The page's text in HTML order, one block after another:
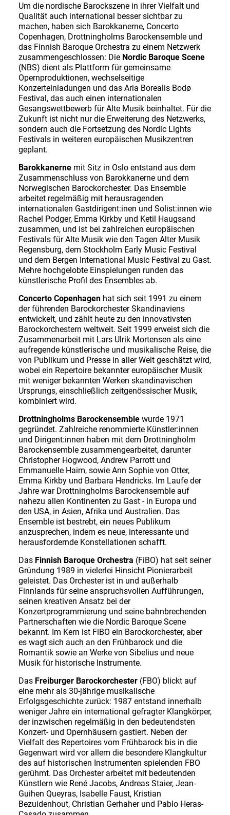
Um die nordische Barockszene in ihrer Vielfalt und
Qualität auch international besser sichtbar zu
machen, haben sich Barokkanerne, Concerto
Copenhagen, Drottningholms Barockensemble und
das Finnish Baroque Orchestra zu einem Netzwerk
zusammengeschlossen: Die Nordic Baroque Scene
(NBS) dient als Plattform für gemeinsame
Opernproduktionen, wechselseitige
Konzerteinladungen und das Aria Borealis Bodø
Festival, das auch einen internationalen
Gesangswettbewerb für Alte Musik beinhaltet. Für die
Zukunft ist nicht nur die Erweiterung des Netzwerks,
sondern auch die Fortsetzung des Nordic Lights
Festivals in weiteren europäischen Musikzentren
geplant.
Barokkanerne mit Sitz in Oslo entstand aus dem
Zusammenschluss von Barokkanerne und dem
Norwegischen Barockorchester. Das Ensemble
arbeitet regelmäßig mit herausragenden
internationalen Gastdirigent:inen und Solist:innen wie
Rachel Podger, Emma Kirkby und Ketil Haugsand
zusammen, und ist bei zahlreichen europäischen
Festivals für Alte Musik wie den Tagen Alter Musik
Regensburg, dem Stockholm Early Music Festival
und dem Bergen International Music Festival zu Gast.
Mehre hochgelobte Einspielungen runden das
künstlerische Profil des Ensembles ab.
Concerto Copenhagenhat sich seit 1991 zu einem
der führenden Barockorchester Skandinaviens
entwickelt, und zählt heute zu den innovativsten
Barockorchestern weltweit. Seit 1999 erweist sich die
Zusammenarbeit mit Lars Ulrik Mortensen als eine
aufregende künstlerische und musikalische Reise, die
von Publikum und Presse in aller Welt geschätzt wird,
wobei ein Repertoire bekannter europäischer Musik
mit weniger bekannten Werken skandinavischen
Ursprungs, einschließlich zeitgenössischer Musik,
kombiniert wird.
Drottningholms Barockensemblewurde 1971
gegründet. Zahlreiche renommierte Künstler:innen
und Dirigent:innen haben mit dem Drottningholm
Barockensemble zusammengearbeitet, darunter
Christopher Hogwood, Andrew Parrott und
Emmanuelle Haim, sowie Ann Sophie von Otter,
Emma Kirkby und Barbara Hendricks. Im Laufe der
Jahre war Drottningholms Barockensemble auf
nahezu allen Kontinenten zu Gast - in Europa und
den USA, in Asien, Afrika und Australien. Das
Ensemble ist bestrebt, ein neues Publikum
anzusprechen, indem es neue, interessante und
herausfordernde Konstellationen schafft.
Das Finnish Baroque Orchestra (FiBO) hat seit seiner
Gründung 1989 in vielerlei Hinsicht Pionierarbeit
geleistet. Das Orchester ist in und außerhalb
Finnlands für seine anspruchsvollen Aufführungen,
seinen kreativen Ansatz bei der
Konzertprogrammierung und seine bahnbrechenden
Partnerschaften wie die Nordic Baroque Scene
bekannt. Im Kern ist FiBO ein Barockorchester, aber
es wagt sich auch an den Frühbarock und die
Romantik sowie an Werke von Sibelius und neue
Musik für historische Instrumente.
Das Freiburger Barockorchester(FBO) blickt auf
eine mehr als 30-jährige musikalische
Erfolgsgeschichte zurück: 1987 entstand innerhalb
weniger Jahre ein international gefragter Klangkörper,
der inzwischen regelmäßig in den bedeutendsten
Konzert- und Opernhäusern gastiert. Neben der
Vielfalt des Repertoires vom Frühbarock bis in die
Gegenwart wird vor allem die besondere Klangkultur
des auf historischen Instrumenten spielenden FBO
gerühmt. Das Orchester arbeitet mit bedeutenden
Künstlern wie René Jacobs, Andreas Staier, Jean-
Guihen Queyras, Isabelle Faust, Kristian
Bezuidenhout, Christian Gerhaher und Pablo Heras-